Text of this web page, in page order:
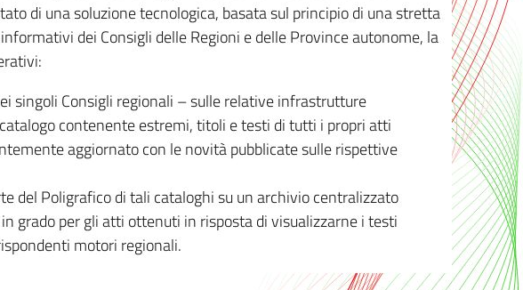
di una soluzione tecnologica, basata sul principio di una stretta
dei Consigli delle Regioni e delle Province autonome, la
singoli Consigli regionali – sulle relative infrastrutture
contenente estremi, titoli e testi di tutti i propri atti
aggiornato con le novità pubblicate sulle rispettive
del Poligrafico di tali cataloghi su un archivio centralizzato
grado per gli atti ottenuti in risposta di visualizzarne i testi
motori regionali.